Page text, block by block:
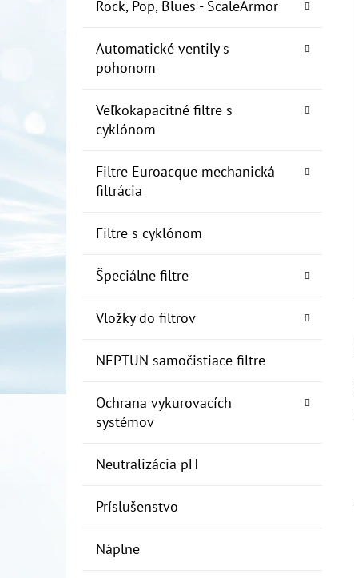
Rock, Pop, Blues - ScaleArmor
Automatické ventily s
pohonom
Veľkokapacitné filtre s
cyklónom
Filtre Euroacque mechanická
filtrácia
Filtre s cyklónom
Špeciálne filtre
Vložky do filtrov
NEPTUN samočistiace filtre
Ochrana vykurovacích
systémov
Neutralizácia pH
Príslušenstvo
Náplne
10" FILTER SENIOR 1"
€19